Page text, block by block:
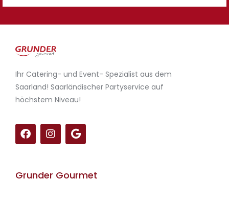
Ihr Catering- und Event- Spezialist aus dem
Saarland! Saarländischer Partyservice auf
höchstem Niveau!
F
a
c
o
I
n
s
g
G
o
o
e
Grunder Gourmet